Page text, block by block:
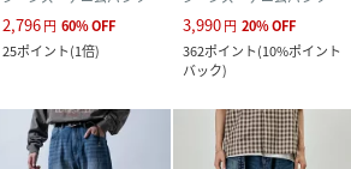
2,796円 60%OFF
25ポイント(1倍)
3,990円 20%OFF
362ポイント(10%ポイント
バック)